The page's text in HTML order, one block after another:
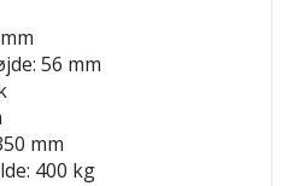
56 mm
mm
400 kg